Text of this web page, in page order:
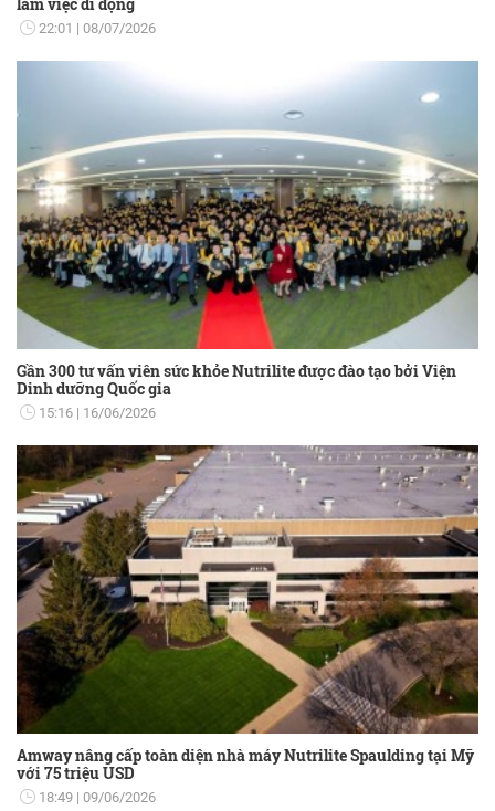
22:01 08/07/2026
Gần 300 tư vấn viên sức khỏe Nutrilite được đào tạo bởi Viện
Dinh dưỡng Quốc gia
15:16 16/06/2026
Amway nâng cấp toàn diện nhà máy Nutrilite Spaulding tại Mỹ
với 75 triệu USD
18:49 09/06/2026